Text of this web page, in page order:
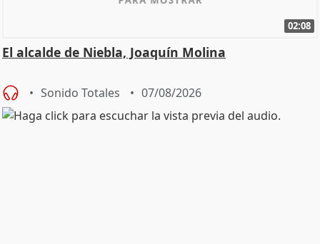
02:08
El alcalde de Niebla, Joaquín Molina
Sonido Totales 07/08/2026